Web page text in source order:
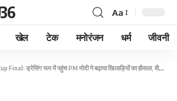
Aa
खेल टेक मनोरंजन धर्म जीवनी
ड्रेसिंग रूम में पहुंच PM मोदी ने बढ़ाया खिलाड़ियों का हौसला, वीडियो आया सामने…